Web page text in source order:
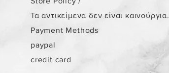
Τα αντικείμενα δεν είναι καινούργια.
Payment Methods
paypal
credit card